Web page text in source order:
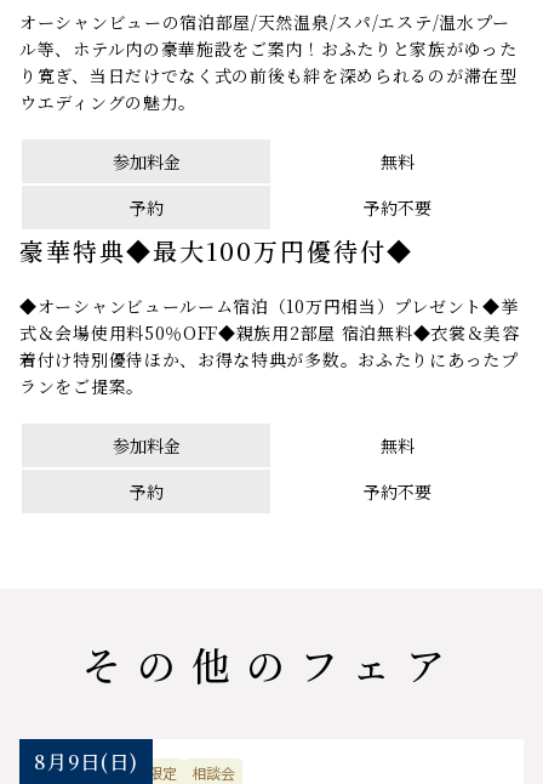
オーシャンビューの宿泊部屋/天然温泉/スパ/エステ/温水プー
ル等、ホテル内の豪華施設をご案内！おふたりと家族がゆった
り寛ぎ、当日だけでなく式の前後も絆を深められるのが滞在型
ウエディングの魅力。
参加料金
無料
予約
予約不要
豪華特典◆最大100万円優待付◆
◆オーシャンビュールーム宿泊（10万円相当）プレゼント◆挙
式＆会場使用料50％OFF◆親族用2部屋 宿泊無料◆衣裳＆美容
着付け特別優待ほか、お得な特典が多数。おふたりにあったプ
ランをご提案。
参加料金
無料
予約
予約不要
その他のフェア
8月9日(日)
試食会 土日祝限定 相談会